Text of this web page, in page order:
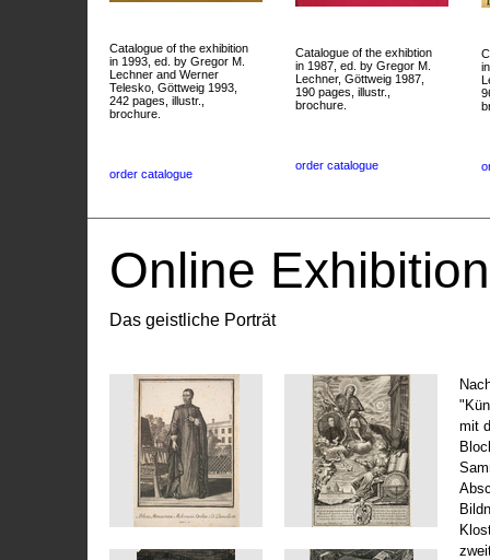
Catalogue of the exhibition
in 1993, ed. by Gregor M.
Lechner and Werner
Telesko, Göttweig 1993,
242 pages, illustr.,
brochure.
order catalogue
Catalogue of the exhibtion
in 1987, ed. by Gregor M.
Lechner, Göttweig 1987,
190 pages, illustr.,
brochure.
order catalogue
Online
Das geistliche Porträt
mit